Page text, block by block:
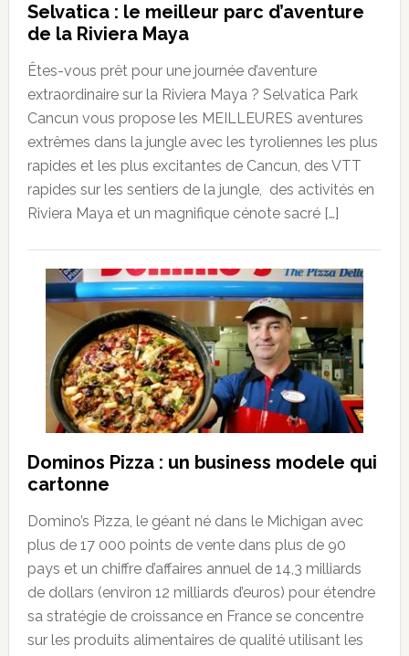
Selvatica : le meilleur parc d’aventure
de la Riviera Maya
Êtes-vous prêt pour une journée d’aventure
extraordinaire sur la Riviera Maya ? Selvatica Park
Cancun vous propose les MEILLEURES aventures
extrêmes dans la jungle avec les tyroliennes les plus
rapides et les plus excitantes de Cancun, des VTT
rapides sur les sentiers de la jungle, des activités en
Riviera Maya et un magnifique cénote sacré […]
Dominos Pizza : un business modele qui
cartonne
Domino’s Pizza, le géant né dans le Michigan avec
plus de 17 000 points de vente dans plus de 90
pays et un chiffre d’affaires annuel de 14,3 milliards
de dollars (environ 12 milliards d’euros) pour étendre
sa stratégie de croissance en France se concentre
sur les produits alimentaires de qualité utilisant les